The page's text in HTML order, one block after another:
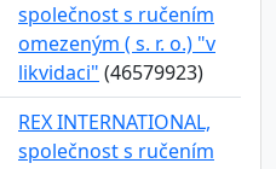
společnost s ručením
omezeným ( s. r. o.) "v
likvidaci" (46579923)
REX INTERNATIONAL,
společnost s ručením